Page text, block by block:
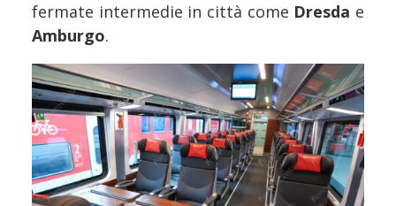
fermate intermedie in città come Dresda e
Amburgo.